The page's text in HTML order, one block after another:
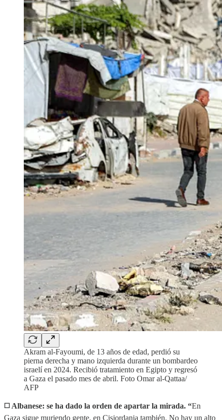
Akram al-Fayoumi, de 13 años de edad, perdió su
pierna derecha y mano izquierda durante un bombardeo
israelí en 2024. Recibió tratamiento en Egipto y regresó
a Gaza el pasado mes de abril. Foto Omar al-Qattaa/
AFP
◻️ Albanese: se ha dado la orden de apartar la mirada. “En
Gaza sigue muriendo gente, en Cisjordania también. No hay un alto